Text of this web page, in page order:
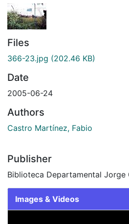
Files
366-23.jpg (202.46 KB)
Date
2005-06-24
Authors
Castro Martínez, Fabio
Publisher
Biblioteca Departamental Jorge
Images & Videos